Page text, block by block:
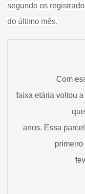
segundo os
do último mês.
Com
faixa etária voltou
anos. Essa